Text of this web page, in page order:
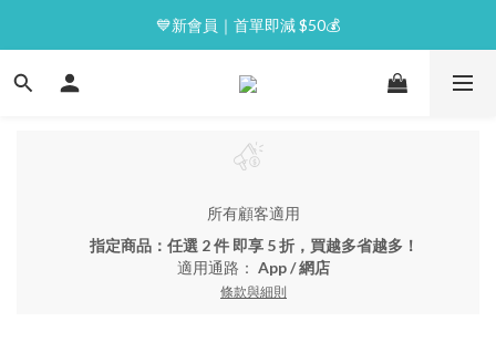
⭐逢星期一malluxe day｜7%購物金回贈
💙新會員｜首單即減 $50💰
⭐逢星期一malluxe day｜7%購物金回贈
所有顧客適用
指定商品：任選 2 件 即享 5 折，買越多省越多！
適用通路： App/網店
條款與細則